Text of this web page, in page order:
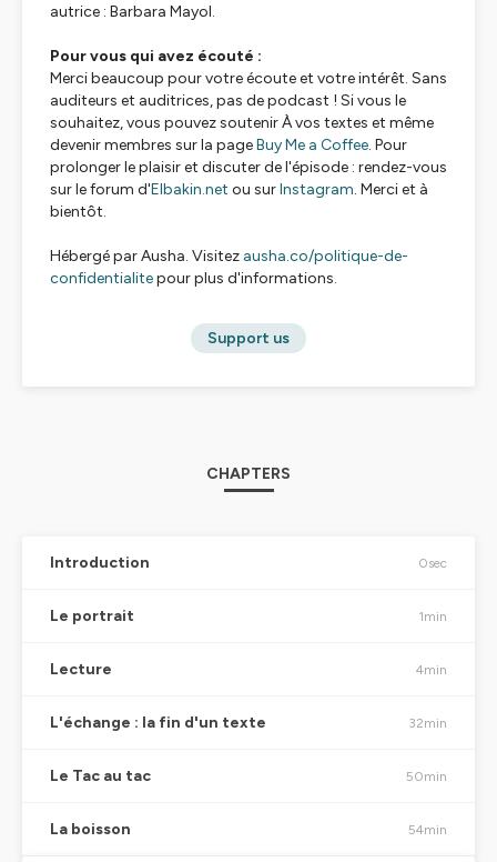
autrice : Barbara Mayol.
Pour vous qui avez écouté :
Merci beaucoup pour votre écoute et votre intérêt. Sans
auditeurs et auditrices, pas de podcast ! Si vous le
souhaitez, vous pouvez soutenirÀ vos textes et même
devenir membres sur la pageBuy Me a Coffee. Pour
prolonger le plaisir et discuter de l'épisode : rendez-vous
sur le forum d'Elbakin.net ou surInstagram. Merci et à
bientôt.
Hébergé par Ausha. Visitez ausha.co/politique-de-
confidentialitepour plus d'informations.
Support us
CHAPTERS
Introduction 0sec
Le portrait 1min
Lecture 4min
L'échange : la fin d'un texte 32min
Le Tac au tac 50min
La boisson 54min